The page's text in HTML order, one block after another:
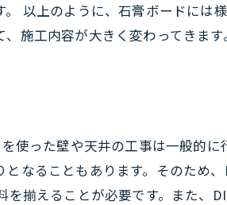
以上のように、石膏ボードには
施工内容が大きく変わってきま
使った壁や天井の工事は一般的
なることもあります。そのため
揃えることが必要です。また、